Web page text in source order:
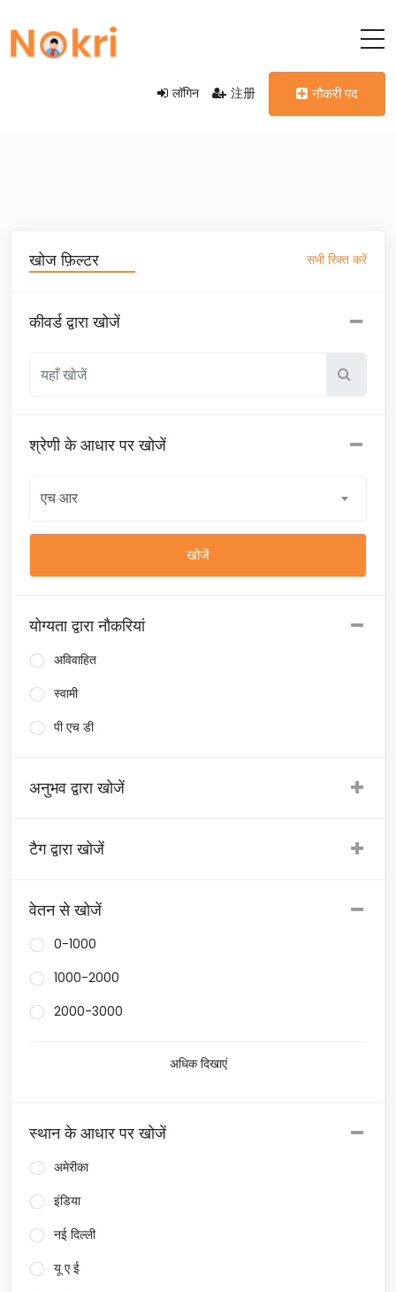
लॉगिन 注册 नौकरी पद
खोज फ़िल्टर सभी रिक्त करें
कीवर्ड द्वारा खोजें
श्रेणी के आधार पर खोजें
एच आर
योग्यता द्वारा नौकरियां
अविवाहित
स्वामी
पी एच डी
अनुभव द्वारा खोजें
टैग द्वारा खोजें
वेतन से खोजें
0-1000
1000-2000
2000-3000
अधिक दिखाएं
स्थान के आधार पर खोजें
अमेरीका
इंडिया
नई दिल्ली
यू ए ई